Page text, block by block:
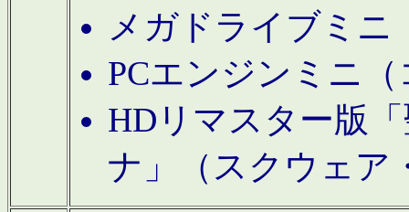
メガドライブミニ
PCエンジンミニ
HDリマスター版
ナ」（スクウェア